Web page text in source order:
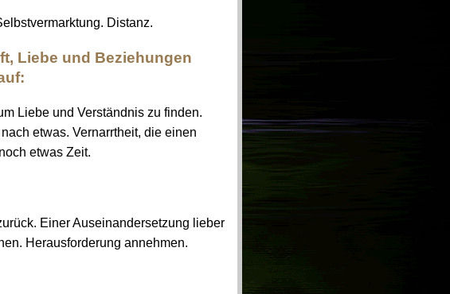
Distanz.
Liebe und Beziehungen
Liebe und Verständnis zu finden.
etwas. Vernarrtheit, die einen
etwas Zeit.
Einer Auseinandersetzung lieber
Herausforderung annehmen.